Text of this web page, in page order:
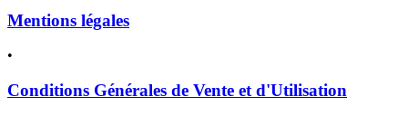
Mentions légales
•
Conditions Générales de Vente et d'Utilisation